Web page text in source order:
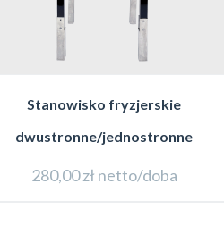
Stanowisko fryzjerskie
dwustronne/jednostronne
280,00zł netto/doba